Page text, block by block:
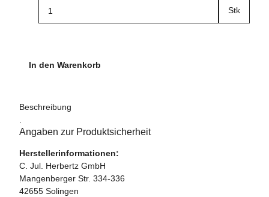
Stk
In den Warenkorb
Beschreibung
Angaben zur Produktsicherheit
Herstellerinformationen:
C. Jul. Herbertz GmbH
Mangenberger Str. 334-336
42655 Solingen